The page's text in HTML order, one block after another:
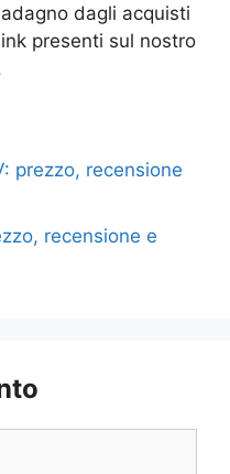
dagli acquisti
presenti sul nostro
prezzo, recensione
recensione e